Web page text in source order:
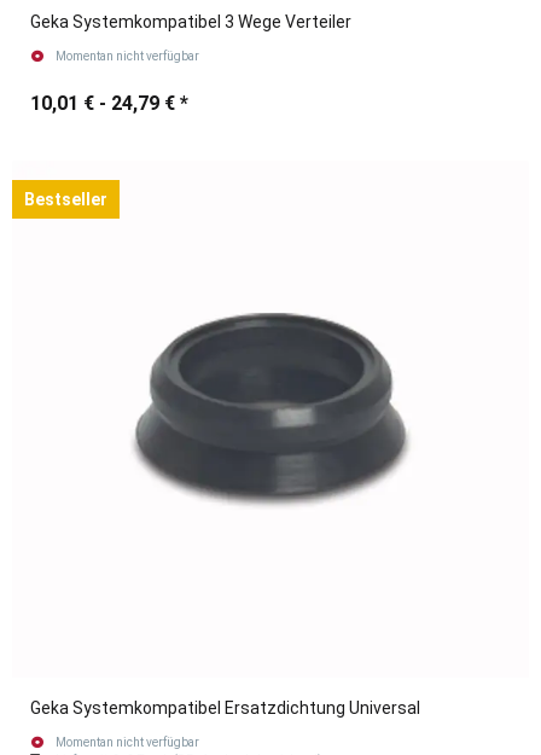
Geka Systemkompatibel 3 Wege Verteiler
Momentan nicht verfügbar
10,01 € - 24,79 € *
Bestseller
Geka Systemkompatibel Ersatzdichtung Universal
Momentan nicht verfügbar